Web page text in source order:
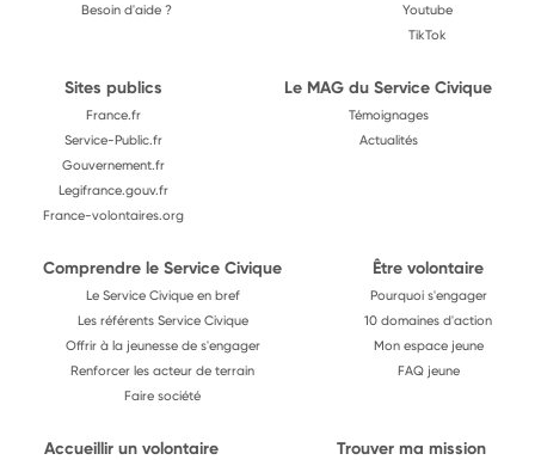
Besoin d'aide ?
Youtube
TikTok
Sites publics
France.fr
Service-Public.fr
Gouvernement.fr
Legifrance.gouv.fr
France-volontaires.org
Le MAG du Service Civique
Témoignages
Actualités
Comprendre le Service Civique
Le Service Civique en bref
Les référents Service Civique
Offrir à la jeunesse de s'engager
Renforcer les acteur de terrain
Faire société
Être volontaire
Pourquoi s'engager
10 domaines d'action
Mon espace jeune
FAQ jeune
Accueillir un volontaire Trouver ma mission